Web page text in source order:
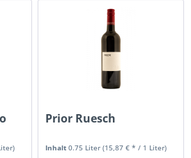
Prior Ruesch
Inhalt0.75 Liter(15,87 € * / 1 Liter)